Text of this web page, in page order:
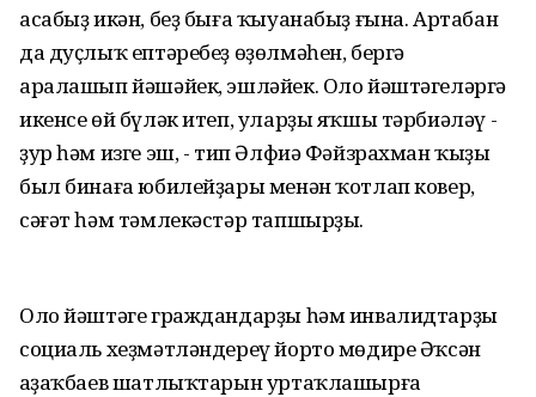
асабыҙ икән, беҙ быға ҡыуанабыҙ ғына. Артабан
да дуҫлыҡ ептәребеҙ өҙөлмәһен, бергә
аралашып йәшәйек, эшләйек. Оло йәштәгеләргә
икенсе өй бүләк итеп, уларҙы яҡшы тәрбиәләү -
ҙур һәм изге эш, - тип Әлфиә Фәйзрахман ҡыҙы
был бинаға юбилейҙары менән ҡотлап ковер,
сәғәт һәм тәмлекәстәр тапшырҙы.
Оло йәштәге граждандарҙы һәм инвалидтарҙы
социаль хеҙмәтләндереү йорто мөдире Әҡсән
Ҡаҙаҡбаев шатлыҡтарын уртаҡлашырға